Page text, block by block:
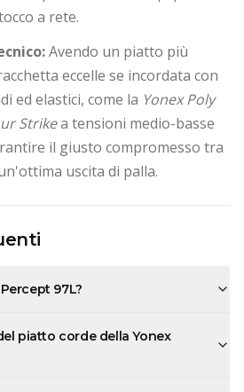
a rete.
Avendo un piatto più
eccelle se incordata con
ed elastici, come la Yonex Poly
Strikea tensioni medio-basse
il giusto compromesso tra
uscita di palla.
97L?
piatto corde della Yonex